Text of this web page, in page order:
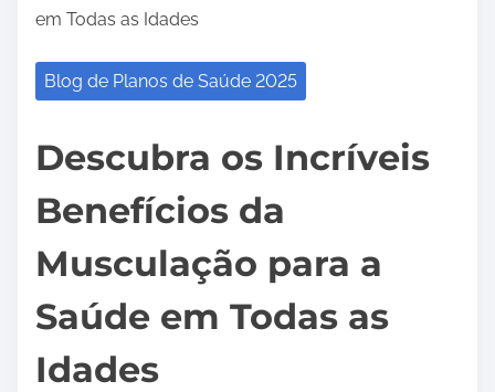
em Todas as Idades
Blog de Planos de Saúde 2025
Descubra os Incríveis
Benefícios da
Musculação para a
Saúde em Todas as
Idades